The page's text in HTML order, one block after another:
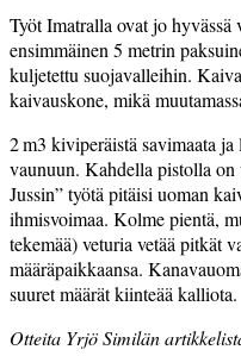
Työt Imatralla ovat jo
ensimmäinen 5 metrin
kuljetettu suojavalleihin.
kaivauskone, mikä
2 m3 kiviperäistä savimaata ja
vaunuun. Kahdella pistolla
Jussin” työtä pitäisi uoman
ihmisvoimaa. Kolme pientä,
tekemää) veturia vetää pitkät
määräpaikkaansa.
suuret määrät kiinteää kalliota.
Otteita Yrjö Similän